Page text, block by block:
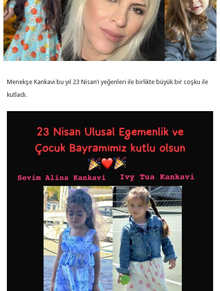
Menekşe Kankavi bu yıl 23 Nisan’ı yeğenleri ile birlikte büyük bir coşku ile
kutladı.